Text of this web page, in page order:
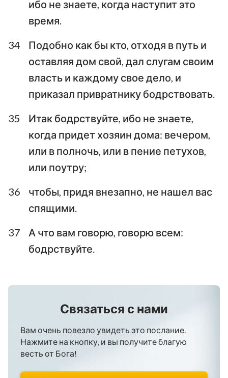
ибо не знаете, когда наступит это
время.
34
Подобно как бы кто, отходя в путь и
оставляя дом свой, дал слугам своим
власть и каждому свое дело, и
приказал привратнику бодрствовать.
35
Итак бодрствуйте, ибо не знаете,
когда придет хозяин дома: вечером,
или в полночь, или в пение петухов,
или поутру;
36
чтобы, придя внезапно, не нашел вас
спящими.
37
А что вам говорю, говорю всем:
бодрствуйте.
Связаться с нами
Вам очень повезло увидеть это послание.
Нажмите на кнопку, и вы получите благую
весть от Бога!